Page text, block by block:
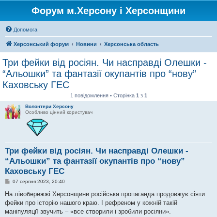
Форум м.Херсону і Херсонщини
Допомога
Херсонський форум Новини Херсонська область
Три фейки від росіян. Чи насправді Олешки -
“Альошки” та фантазії окупантів про “нову”
Каховську ГЕС
1 повідомлення • Сторінка 1 з 1
Волонтери Херсону
Особливо цінний користувач
Три фейки від росіян. Чи насправді Олешки -
“Альошки” та фантазії окупантів про “нову”
Каховську ГЕС
П
в
д
о
07 серпня 2023, 20:40
На лівобережжі Херсонщини російська пропаганда продовжує сіяти
фейки про історію нашого краю. І рефреном у кожній такій
маніпуляції звучить – «все створили і зробили росіяни».